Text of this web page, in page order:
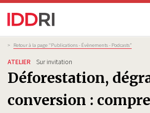
Aller
contenu
principal
Fil
d'Ariane
> Retour à la page "Publications - Évènements - Podcasts”
ATELIER Sur invitation
Déforestation,
conversion :